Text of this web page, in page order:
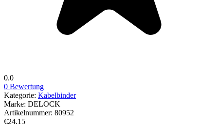
0.0
0 Bewertung
Kategorie: Kabelbinder
Marke: DELOCK
Artikelnummer: 80952
€24.15